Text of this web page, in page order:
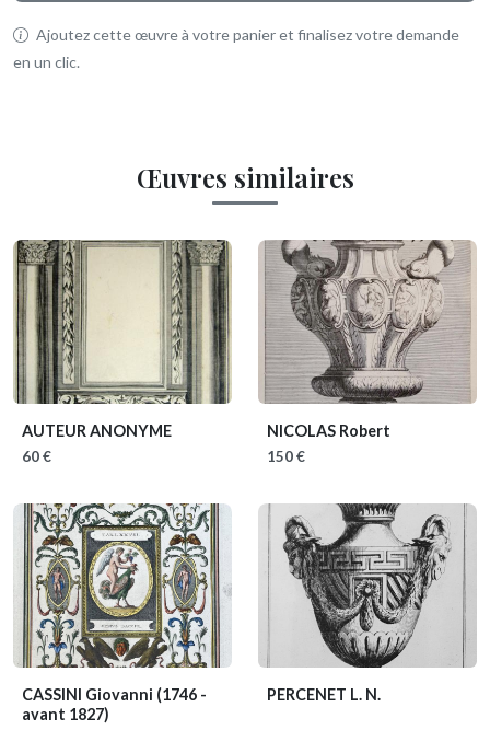
Ajoutez cette œuvre à votre panier et finalisez votre demande
en un clic.
Œuvres similaires
AUTEUR ANONYME
60 €
NICOLAS Robert
150 €
CASSINI Giovanni (1746 -
avant 1827)
PERCENET L. N.